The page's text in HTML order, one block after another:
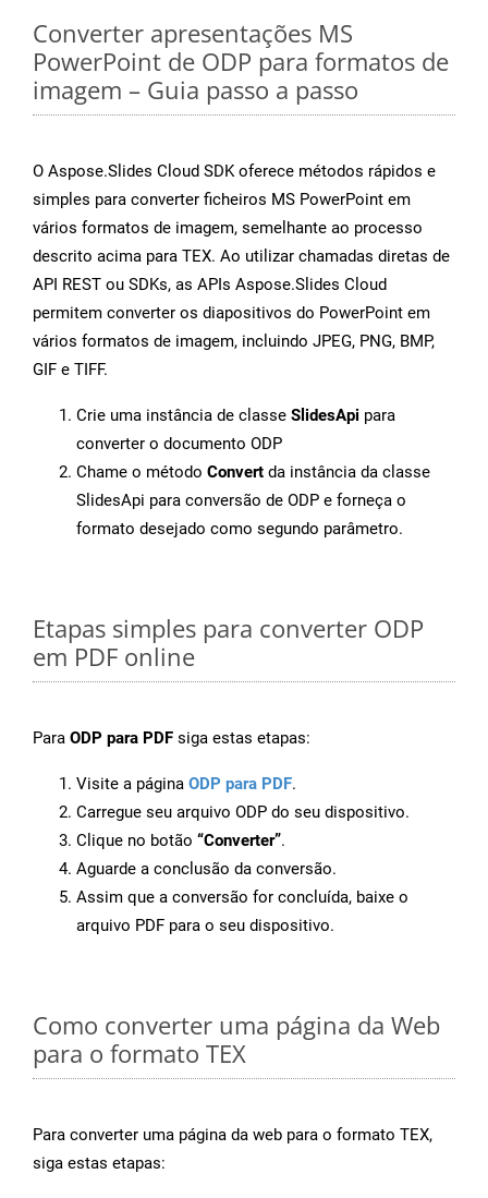
Converter apresentações MS
PowerPoint de ODP para formatos de
imagem – Guia passo a passo
O Aspose.Slides Cloud SDK oferece métodos rápidos e
simples para converter ficheiros MS PowerPoint em
vários formatos de imagem, semelhante ao processo
descrito acima para TEX. Ao utilizar chamadas diretas de
API REST ou SDKs, as APIs Aspose.Slides Cloud
permitem converter os diapositivos do PowerPoint em
vários formatos de imagem, incluindo JPEG, PNG, BMP,
GIF e TIFF.
Crie uma instância de classe SlidesApi para
converter o documento ODP
Chame o método Convert da instância da classe
SlidesApi para conversão de ODP e forneça o
formato desejado como segundo parâmetro.
Etapas simples para converter ODP
em PDF online
Para ODP para PDF siga estas etapas:
Visite a página ODP para PDF.
Carregue seu arquivo ODP do seu dispositivo.
Clique no botão “Converter”.
Aguarde a conclusão da conversão.
Assim que a conversão for concluída, baixe o
arquivo PDF para o seu dispositivo.
Como converter uma página da Web
para o formato TEX
Para converter uma página da web para o formato TEX,
siga estas etapas: